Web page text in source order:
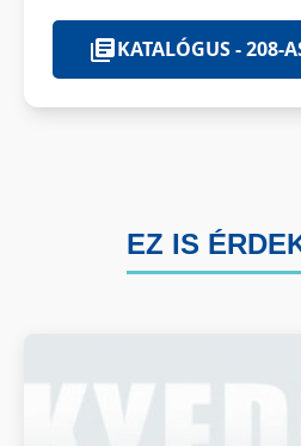
KATALÓGUS - 208-
EZ IS